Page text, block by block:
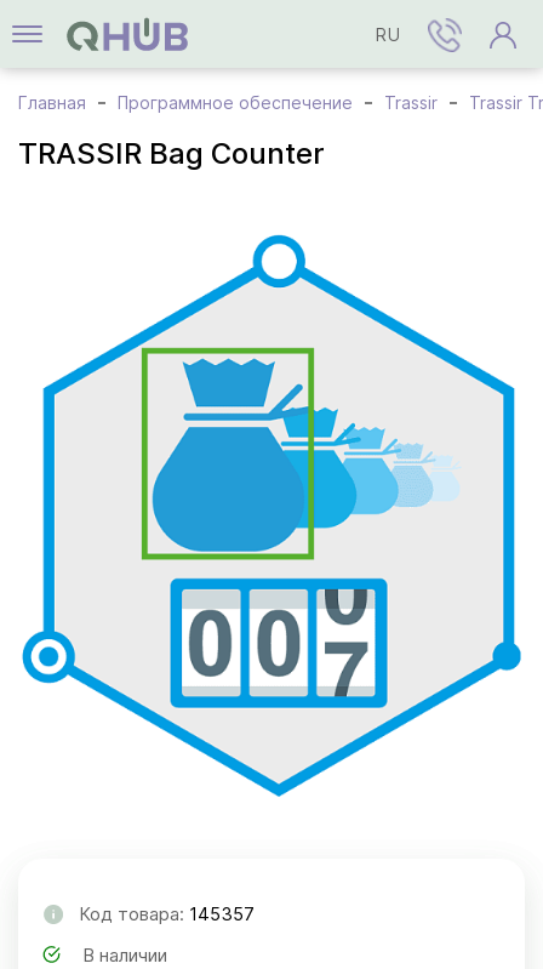
RU
Главная Программное обеспечение Trassir Trassir
TRASSIR Bag Counter
Код товара: 145357
В наличии